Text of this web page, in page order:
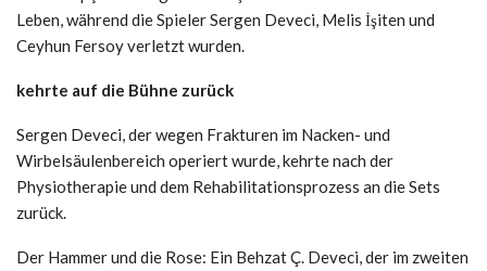
Leben, während die Spieler Sergen Deveci, Melis İşiten und
Ceyhun Fersoy verletzt wurden.
kehrte auf die Bühne zurück
Sergen Deveci, der wegen Frakturen im Nacken- und
Wirbelsäulenbereich operiert wurde, kehrte nach der
Physiotherapie und dem Rehabilitationsprozess an die Sets
zurück.
Der Hammer und die Rose: Ein Behzat Ç. Deveci, der im zweiten